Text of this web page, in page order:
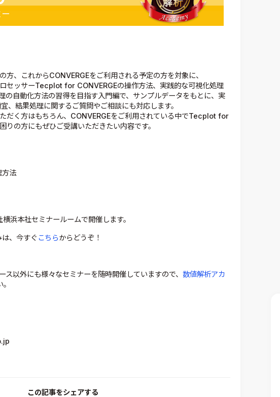
方、これからCONVERGEをご利用される予定の方を対象に、
セッサーTecplot for CONVERGEの操作方法、実践的な可視化処理
自動化方法の習得を目指す入門編で、サンプルデータをもとに、実
、結果処理に関するご質問やご相談にも対応します。
だく方はもちろん、CONVERGEをご利用されている中でTecplot for
りの方にもぜひご受講いただきたい内容です。
方法
浜本社セミナールームで開催します。
、今すぐ こちらからどうぞ！
以外にも様々なセミナーを随時開催していますので、 数値解析アカ
この記事をシェアする